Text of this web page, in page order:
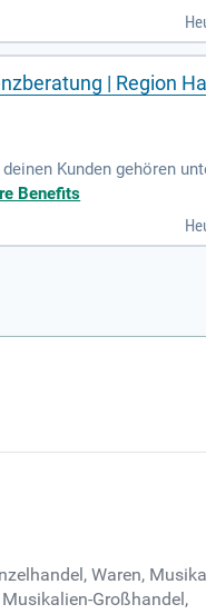
| Region
Kunden gehören
erkennst
Benefits
Waren,
Großhandel,